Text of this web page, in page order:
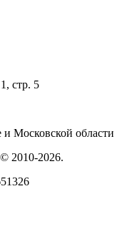
стр. 5
Московской области
2010-2026.